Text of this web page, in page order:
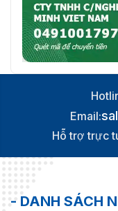
Email:
Hỗ trợ trực
- DANH SÁCH